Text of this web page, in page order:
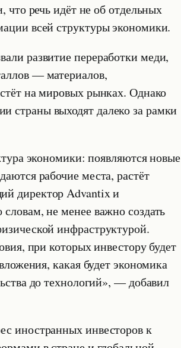
что речь идёт не об отдельных
всей структуры экономики.
развитие переработки меди,
— материалов,
на мировых рынках. Однако
выходят далеко за рамки
экономики: появляются новые
рабочие места, растёт
директор Advantix и
не менее важно создать
инфраструктурой.
при которых инвестору будет
какая будет экономика
до технологий», — добавил
иностранных инвесторов к